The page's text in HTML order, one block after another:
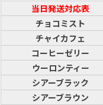
当日発送対応表
チョコミスト
チャイカフェ
コーヒーゼリー
ウーロンティー
シアーブラック
シアーブラウン